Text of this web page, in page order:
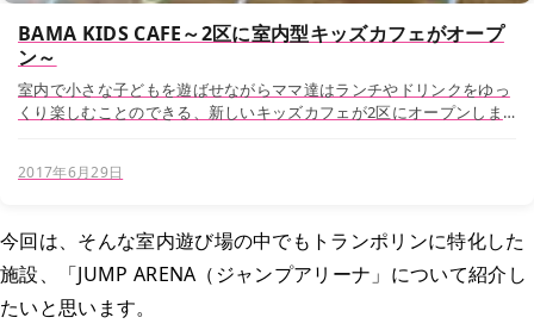
BAMA KIDS CAFE～2区に室内型キッズカフェがオープ
ン～
室内で小さな子どもを遊ばせながらママ達はランチやドリンクをゆっ
くり楽しむことのできる、新しいキッズカフェが2区にオープンしま
2017年6月29日
今回は、そんな室内遊び場の中でもトランポリンに特化した
施設、「JUMP ARENA（ジャンプアリーナ」について紹介し
たいと思います。